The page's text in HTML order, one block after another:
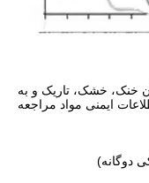
خنک، خشک، تاریک و به
ایمنی مواد مراجعه